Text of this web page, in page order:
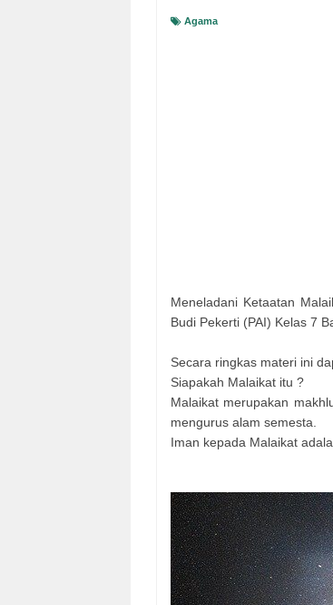
Agama
Meneladani Ketaatan
Budi Pekerti (PAI) Kelas 7
Secara ringkas materi ini
Siapakah Malaikat itu ?
Malaikat merupakan
mengurus alam semesta.
Iman kepada Malaikat